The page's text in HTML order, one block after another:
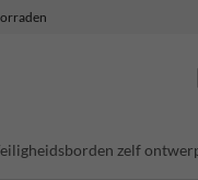
zelf